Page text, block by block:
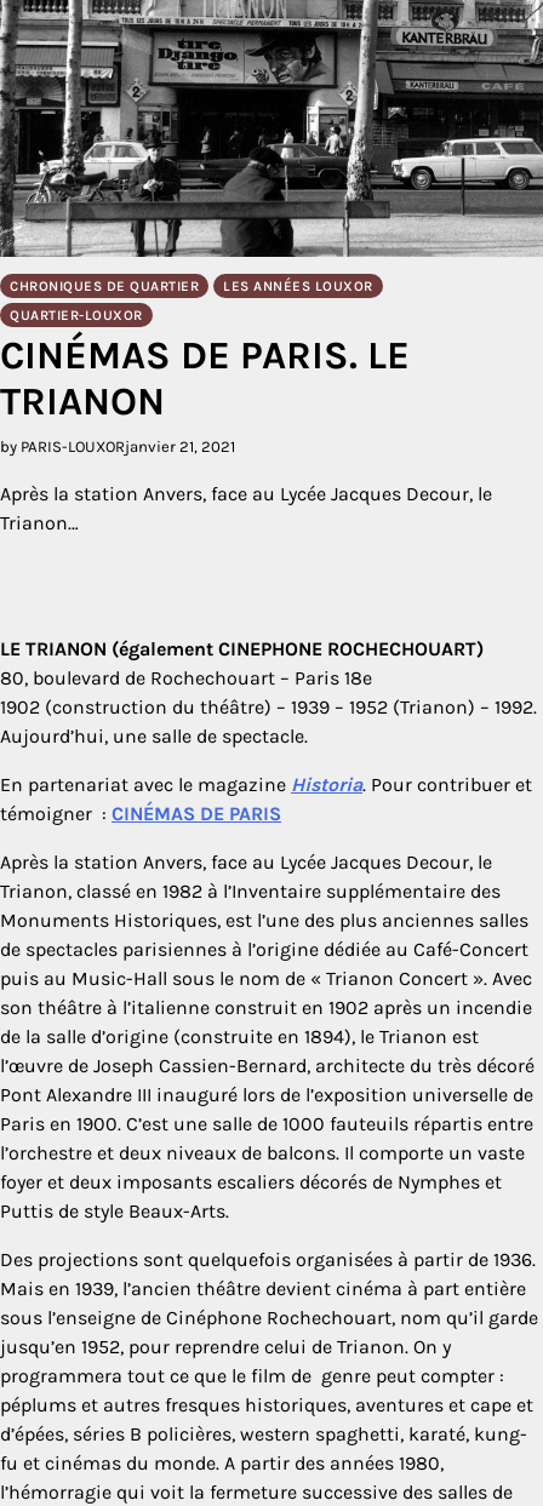
CHRONIQUES DE QUARTIER
LES ANNÉES LOUXOR
QUARTIER-LOUXOR
CINÉMAS DE PARIS. LE
TRIANON
by PARIS-LOUXORjanvier 21, 2021
Après la station Anvers, face au Lycée Jacques Decour, le
Trianon…
LE TRIANON (également CINEPHONE ROCHECHOUART)
80, boulevard de Rochechouart – Paris 18e
1902 (construction du théâtre) – 1939 – 1952 (Trianon) – 1992.
Aujourd’hui, une salle de spectacle.
En partenariat avec le magazine Historia. Pour contribuer et
témoigner : CINÉMAS DE PARIS
Après la station Anvers, face au Lycée Jacques Decour, le
Trianon, classé en 1982 à l’Inventaire supplémentaire des
Monuments Historiques, est l’une des plus anciennes salles
de spectacles parisiennes à l’origine dédiée au Café-Concert
puis au Music-Hall sous le nom de « Trianon Concert ». Avec
son théâtre à l’italienne construit en 1902 après un incendie
de la salle d’origine (construite en 1894), le Trianon est
l’œuvre de Joseph Cassien-Bernard, architecte du très décoré
Pont Alexandre III inauguré lors de l’exposition universelle de
Paris en 1900. C’est une salle de 1000 fauteuils répartis entre
l’orchestre et deux niveaux de balcons. Il comporte un vaste
foyer et deux imposants escaliers décorés de Nymphes et
Puttis de style Beaux-Arts.
Des projections sont quelquefois organisées à partir de 1936.
Mais en 1939, l’ancien théâtre devient cinéma à part entière
sous l’enseigne de Cinéphone Rochechouart, nom qu’il garde
jusqu’en 1952, pour reprendre celui de Trianon. On y
programmera tout ce que le film de genre peut compter :
péplums et autres fresques historiques, aventures et cape et
d’épées, séries B policières, western spaghetti, karaté, kung-
fu et cinémas du monde. A partir des années 1980,
l’hémorragie qui voit la fermeture successive des salles de